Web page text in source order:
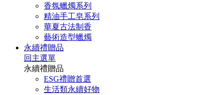
香氛蠟燭系列
精油手工皂系列
華夏古法制香
藝術造型蠟燭
永續禮贈品
回主選單
永續禮贈品
ESG禮贈首選
生活類永續好物